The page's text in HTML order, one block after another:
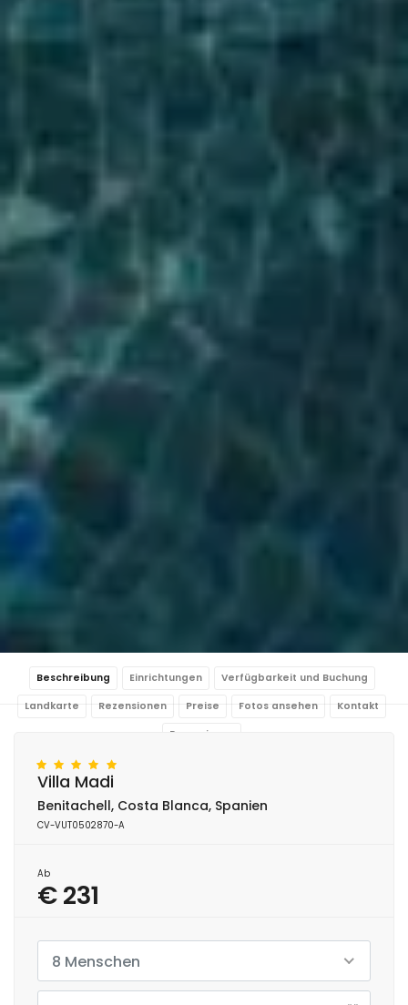
Beschreibung Einrichtungen Verfügbarkeit und Buchung
Landkarte Rezensionen Preise Fotos ansehen Kontakt
Reservieren
Villa Madi
Benitachell, Costa Blanca, Spanien
CV-VUT0502870-A
Ab
€ 231
8 Menschen